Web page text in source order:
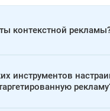
контекстной
инструментов